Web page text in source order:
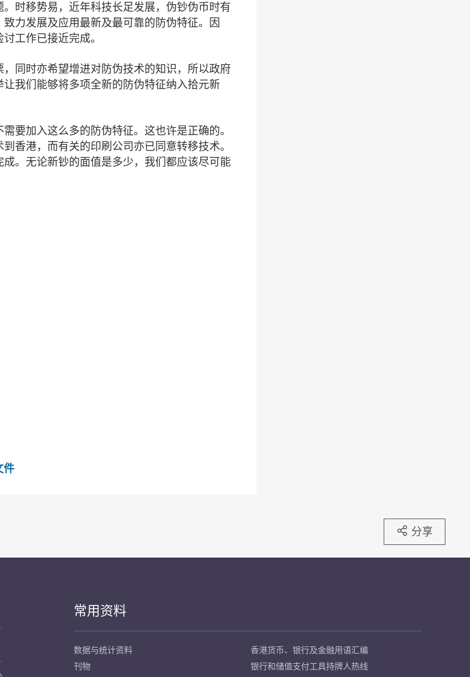
时移势易，近年科技长足发展，伪钞伪币时有
力发展及应用最新及最可靠的防伪特征。因
工作已接近完成。
同时亦希望增进对防伪技术的知识，所以政府
我们能够将多项全新的防伪特征纳入拾元新
要加入这么多的防伪特征。这也许是正确的。
香港，而有关的印刷公司亦已同意转移技术。
。无论新钞的面值是多少，我们都应该尽可能
件
分享
常用资料
数据与统计资料
刊物
香港货币、银行及金融用语汇编
银行和储值支付工具持牌人热线